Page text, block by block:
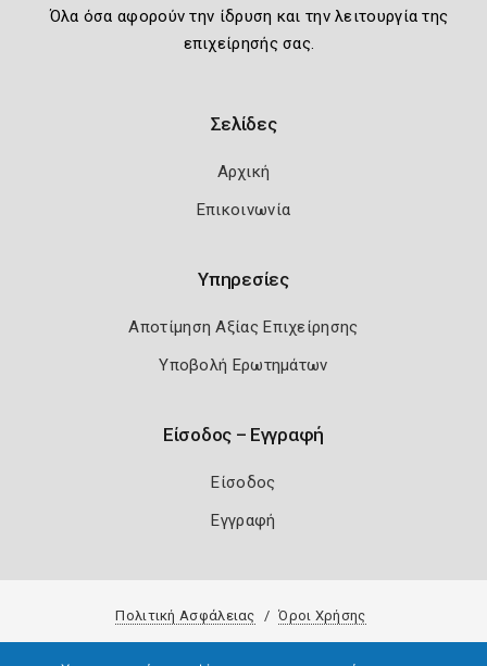
Όλα όσα αφορούν την ίδρυση και την λειτουργία της
επιχείρησής σας.
Σελίδες
Αρχική
Επικοινωνία
Υπηρεσίες
Αποτίμηση Αξίας Επιχείρησης
Υποβολή Ερωτημάτων
Είσοδος – Εγγραφή
Είσοδος
Εγγραφή
Πολιτική Ασφάλειας Όροι Χρήσης